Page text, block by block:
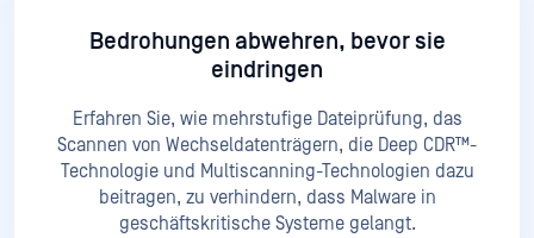
Bedrohungen abwehren, bevor sie
eindringen
Erfahren Sie, wie mehrstufige Dateiprüfung, das
Scannen von Wechseldatenträgern, die Deep CDR™-
Technologie und Multiscanning-Technologien dazu
beitragen, zu verhindern, dass Malware in
geschäftskritische Systeme gelangt.